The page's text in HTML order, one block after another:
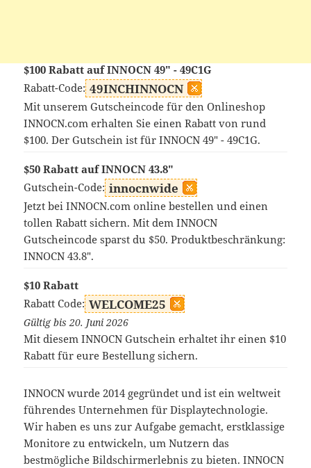
$100 Rabatt auf INNOCN 49" - 49C1G
Rabatt-Code: 49INCHINNOCN
Mit unserem Gutscheincode für den Onlineshop
INNOCN.com erhalten Sie einen Rabatt von rund
$100. Der Gutschein ist für INNOCN 49" - 49C1G.
$50 Rabatt auf INNOCN 43.8"
Gutschein-Code: innocnwide
Jetzt bei INNOCN.com online bestellen und einen
tollen Rabatt sichern. Mit dem INNOCN
Gutscheincode sparst du $50. Produktbeschränkung:
INNOCN 43.8".
$10 Rabatt
Rabatt Code: WELCOME25
Gültig bis 20. Juni 2026
Mit diesem INNOCN Gutschein erhaltet ihr einen $10
Rabatt für eure Bestellung sichern.
INNOCN wurde 2014 gegründet und ist ein weltweit
führendes Unternehmen für Displaytechnologie.
Wir haben es uns zur Aufgabe gemacht, erstklassige
Monitore zu entwickeln, um Nutzern das
bestmögliche Bildschirmerlebnis zu bieten. INNOCN